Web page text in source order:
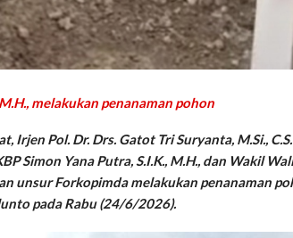
melakukan penanaman pohon
Irjen Pol. Dr. Drs. Gatot Tri Suryanta, M.Si.,
Simon Yana Putra, S.I.K., M.H., dan Wakil
unsur Forkopimda melakukan penanaman
pada Rabu (24/6/2026).